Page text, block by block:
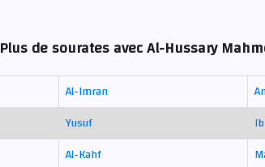
Plus de sourates avec Al-Hussary
Al-Imran
Yusuf
Al-Kahf